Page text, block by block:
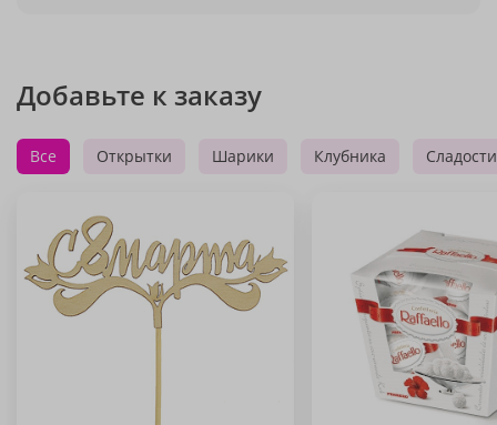
Добавьте к заказу
Все Открытки Шарики Клубника Сладости